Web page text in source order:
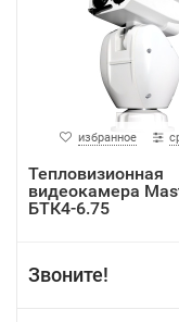
избранное
Тепловизионная
видеокамера
БТК4-6.75
Звоните!